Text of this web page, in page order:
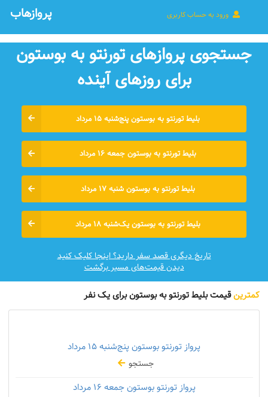
ورود به حساب کاربری پروازهاب
جستجوی پروازهای تورنتو به بوستون
برای روزهای آينده
بلیط تورنتو به بوستون پنج‌شنبه ۱۵ مرداد
بلیط تورنتو به بوستون جمعه ۱۶ مرداد
بلیط تورنتو به بوستون شنبه ۱۷ مرداد
بلیط تورنتو به بوستون یک‌شنبه ۱۸ مرداد
تاریخ دیگری قصد سفر دارید؟ اینجا کلیک کنید
دیدن قیمت‌های مسیر برگشت
کمترینقیمت بلیط تورنتو به بوستون برای یک نفر
پرواز تورنتو بوستون پنج‌شنبه
جستجو
پرواز تورنتو بوستون جمعه